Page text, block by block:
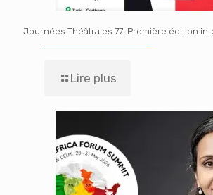
Journées Théâtrales 77: Première édition
Lire plus